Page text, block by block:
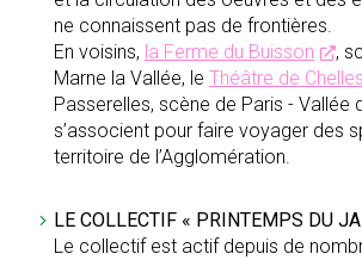
ne connaissent pas de frontières.
En voisins, la Ferme du Buisson
,
Marne la Vallée, le Théâtre de Chelles
Passerelles, scène de Paris - Vallée
s’associent pour faire voyager des
territoire de l’Agglomération.
LE COLLECTIF « PRINTEMPS DU
Le collectif est actif depuis de